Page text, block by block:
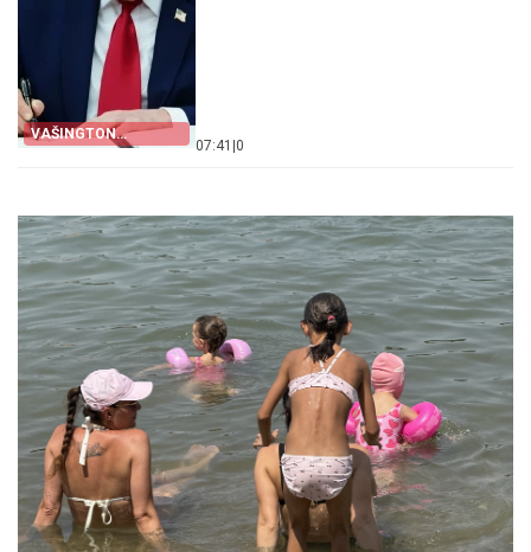
VAŠINGTON
POJAČAVA PRITISAK
07:41 0